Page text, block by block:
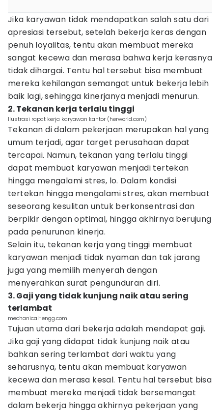
Jika karyawan tidak mendapatkan salah satu dari
apresiasi tersebut, setelah bekerja keras dengan
penuh loyalitas, tentu akan membuat mereka
sangat kecewa dan merasa bahwa kerja kerasnya
tidak dihargai. Tentu hal tersebut bisa membuat
mereka kehilangan semangat untuk bekerja lebih
baik lagi, sehingga kinerjanya menjadi menurun.
2. Tekanan kerja terlalu tinggi
Ilustrasi rapat kerja karyawan kantor (herworld.com)
Tekanan di dalam pekerjaan merupakan hal yang
umum terjadi, agar target perusahaan dapat
tercapai. Namun, tekanan yang terlalu tinggi
dapat membuat karyawan menjadi tertekan
hingga mengalami stres, lo. Dalam kondisi
tertekan hingga mengalami stres, akan membuat
seseorang kesulitan untuk berkonsentrasi dan
berpikir dengan optimal, hingga akhirnya berujung
pada penurunan kinerja.
Selain itu, tekanan kerja yang tinggi membuat
karyawan menjadi tidak nyaman dan tak jarang
juga yang memilih menyerah dengan
menyerahkan surat pengunduran diri.
3. Gaji yang tidak kunjung naik atau sering
terlambat
mechanical-engg.com
Tujuan utama dari bekerja adalah mendapat gaji.
Jika gaji yang didapat tidak kunjung naik atau
bahkan sering terlambat dari waktu yang
seharusnya, tentu akan membuat karyawan
kecewa dan merasa kesal. Tentu hal tersebut bisa
membuat mereka menjadi tidak bersemangat
dalam bekerja hingga akhirnya pekerjaan yang